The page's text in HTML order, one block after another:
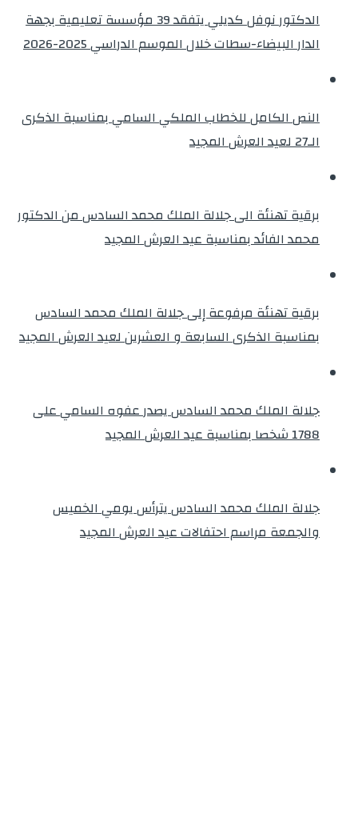
الدكتور نوفل كديلي يتفقد 39 مؤسسة تعليمية بجهة
الدار البيضاء-سطات خلال الموسم الدراسي 2025-2026
النص الكامل للخطاب الملكي السامي بمناسبة الذكرى
الـ27 لعيد العرش المجيد
برقية تهنئة الى جلالة الملك محمد السادس من الدكتور
محمد الفائد بمناسبة عيد العرش المجيد
برقية تهنئة مرفوعة إلى جلالة الملك محمد السادس
بمناسبة الذكرى السابعة و العشرين لعيد العرش المجيد
جلالة الملك محمد السادس يصدر عفوه السامي على
1788 شخصا بمناسبة عيد العرش المجيد
جلالة الملك محمد السادس يترأس يومي الخميس
والجمعة مراسم احتفالات عيد العرش المجيد